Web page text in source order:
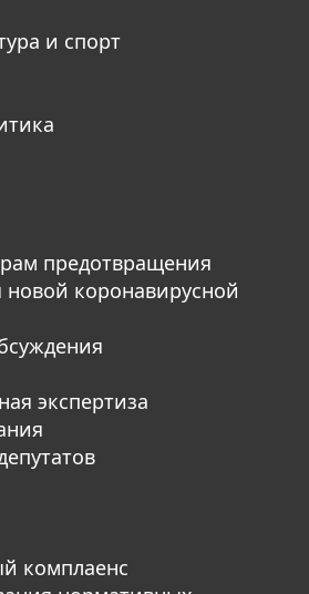
и спорт
предотвращения
новой коронавирусной
экспертиза
комплаенс